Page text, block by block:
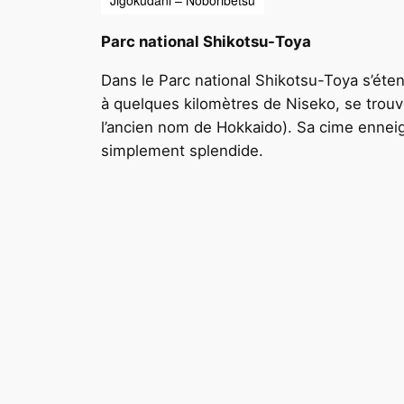
Parc national Shikotsu-Toya
Dans le Parc national Shikotsu-Toya
à quelques kilomètres de Niseko, se
l’ancien nom de Hokkaido). Sa cime
simplement splendide.